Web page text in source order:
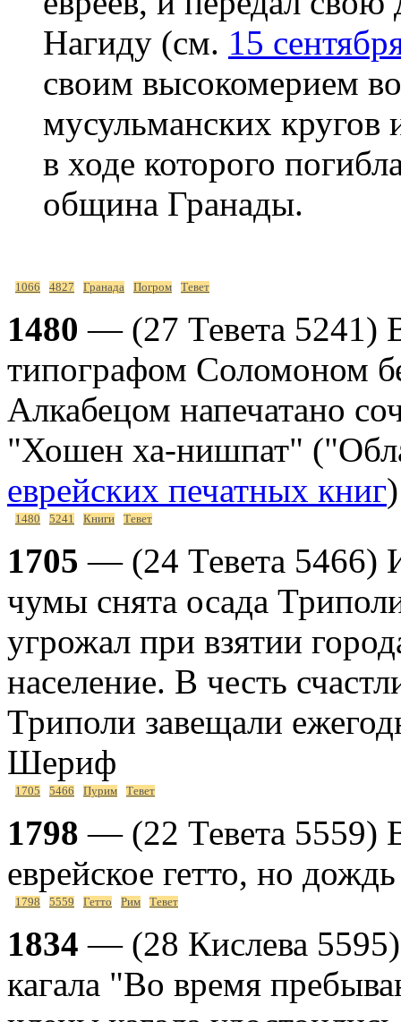
Нагиду (см. 15
своим высокомерием
мусульманских
в ходе которого
община Гранады.
1066 4827 Гранада Погром Тевет
1480 — (27 Тевета 5241)
типографом Соломоном
Алкабецом напечатано
"Хошен ха-нишпат"
еврейских печатных книг)
1480 5241 Книги Тевет
1705 — (24 Тевета 5466)
чумы снята осада
угрожал при взятии
население. В честь
Триполи завещали
Шериф
1705 5466 Пурим Тевет
1798 — (22 Тевета 5559)
еврейское гетто, но
1798 5559 Гетто Рим Тевет
1834 — (28 Кислева 5595)
кагала "Во время